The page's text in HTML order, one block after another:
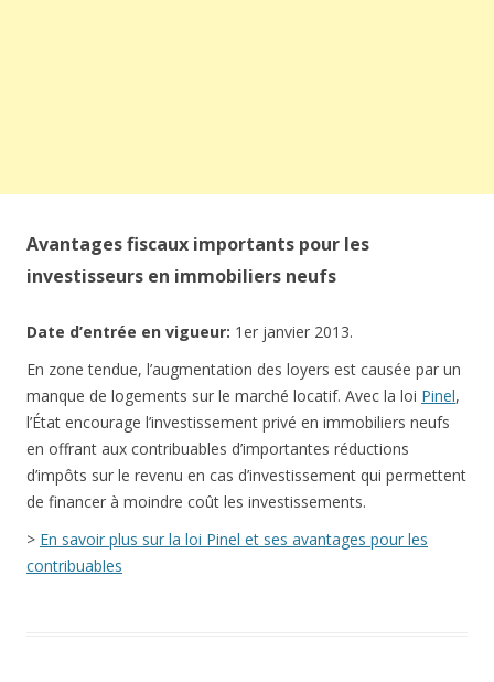
Avantages fiscaux importants pour les
investisseurs en immobiliers neufs
Date d’entrée en vigueur: 1er janvier 2013.
En zone tendue, l’augmentation des loyers est causée par un
manque de logements sur le marché locatif. Avec la loi Pinel,
l’État encourage l’investissement privé en immobiliers neufs
en offrant aux contribuables d’importantes réductions
d’impôts sur le revenu en cas d’investissement qui permettent
de financer à moindre coût les investissements.
> En savoir plus sur la loi Pinel et ses avantages pour les
contribuables